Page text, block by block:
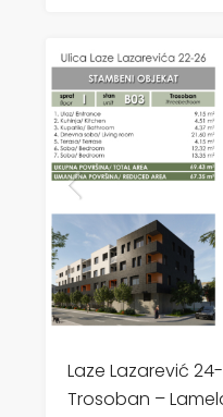
Laze Lazarević
Trosoban –